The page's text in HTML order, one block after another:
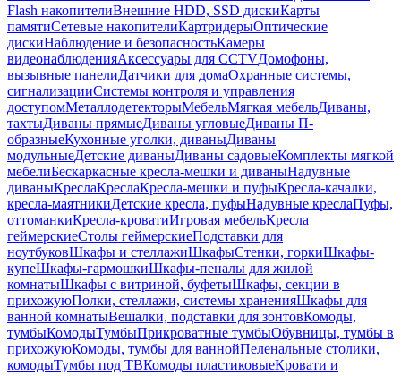
Flash накопителиВнешние HDD, SSD дискиКарты
памятиСетевые накопителиКартридерыОптические
дискиНаблюдение и безопасностьКамеры
видеонаблюденияАксессуары для CCTVДомофоны,
вызывные панелиДатчики для домаОхранные системы,
сигнализацииСистемы контроля и управления
доступомМеталлодетекторыМебельМягкая мебельДиваны,
тахтыДиваны прямыеДиваны угловыеДиваны П-
образныеКухонные уголки, диваныДиваны
модульныеДетские диваныДиваны садовыеКомплекты мягкой
мебелиБескаркасные кресла-мешки и диваныНадувные
диваныКреслаКреслаКресла-мешки и пуфыКресла-качалки,
кресла-маятникиДетские кресла, пуфыНадувные креслаПуфы,
оттоманкиКресла-кроватиИгровая мебельКресла
геймерскиеСтолы геймерскиеПодставки для
ноутбуковШкафы и стеллажиШкафыСтенки, горкиШкафы-
купеШкафы-гармошкиШкафы-пеналы для жилой
комнатыШкафы с витриной, буфетыШкафы, секции в
прихожуюПолки, стеллажи, системы храненияШкафы для
ванной комнатыВешалки, подставки для зонтовКомоды,
тумбыКомодыТумбыПрикроватные тумбыОбувницы, тумбы в
прихожуюКомоды, тумбы для ваннойПеленальные столики,
комодыТумбы под ТВКомоды пластиковыеКровати и